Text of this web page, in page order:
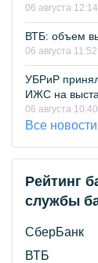
06 августа 12:14
ВТБ: объем
06 августа 11:52
УБРиР
ИЖС на
06 августа 10:40
Все новости
Рейтинг
службы
СберБанк
ВТБ